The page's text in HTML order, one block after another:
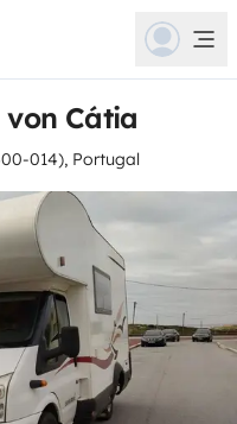
Cátia
014), Portugal